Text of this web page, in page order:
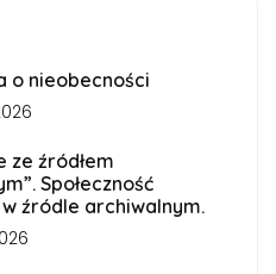
o nieobecności
ze źródłem
Społeczność
źródle archiwalnym.